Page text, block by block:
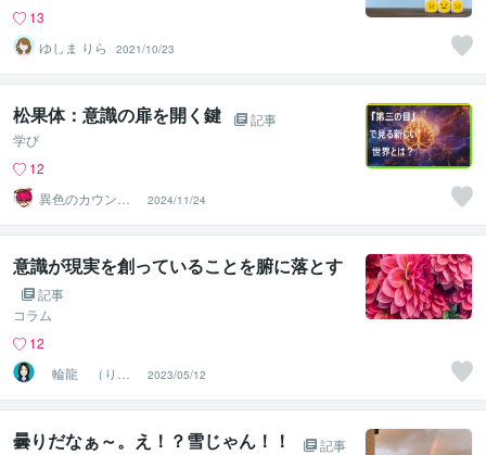
13
ゆしま りら
2021/10/23
松果体：意識の扉を開く鍵
記事
学び
12
異色のカウンセ
ラー masakacchi
2024/11/24
意識が現実を創っていることを腑に落とす
記事
コラム
12
輪龍 （りん
りゅう）
2023/05/12
曇りだなぁ～。え！？雪じゃん！！
記事